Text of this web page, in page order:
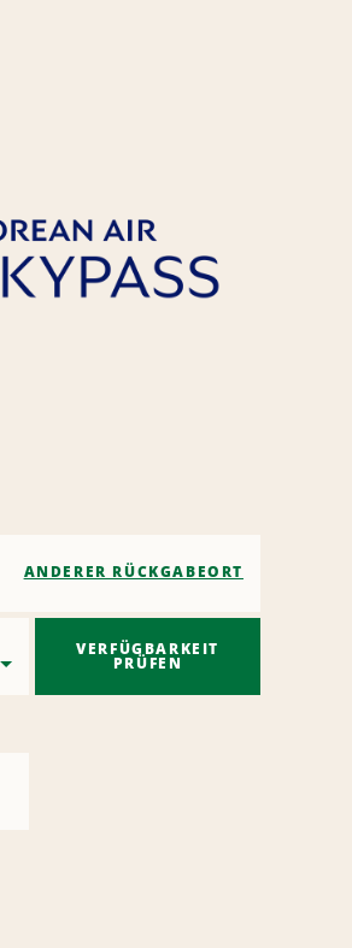
ANDERER RÜCKGABEORT
VERFÜGBARKEIT
PRÜFEN